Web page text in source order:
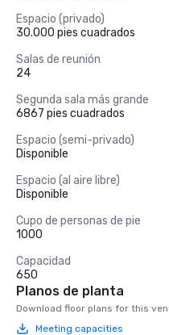
Espacio (privado)
30.000 pies cuadrados
Salas de reunión
24
Segunda sala más grande
6867 pies cuadrados
Espacio (semi-privado)
Disponible
Espacio (al aire libre)
Disponible
Cupo de personas de pie
1000
Capacidad
650
Planos de planta
Download floor plans for this
Meeting capacities